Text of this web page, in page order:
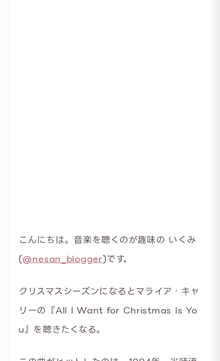
こんにちは。音楽を聴くのが趣味の いくみ
(@nesan_blogger)です。
クリスマスシーズンになるとマライア・キャ
リーの『All I Want for Christmas Is Yo
u』を聴きたくなる。